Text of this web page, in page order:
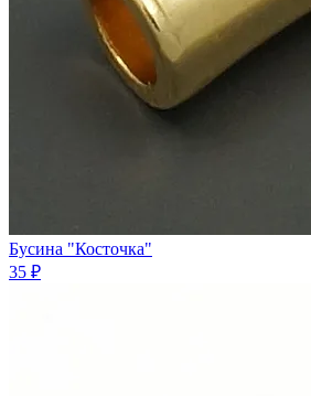
Бусина "Косточка"
35 ₽